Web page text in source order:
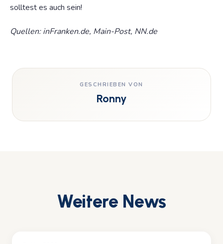
solltest es auch sein!
Quellen: inFranken.de, Main-Post, NN.de
GESCHRIEBEN VON
Ronny
Weitere News